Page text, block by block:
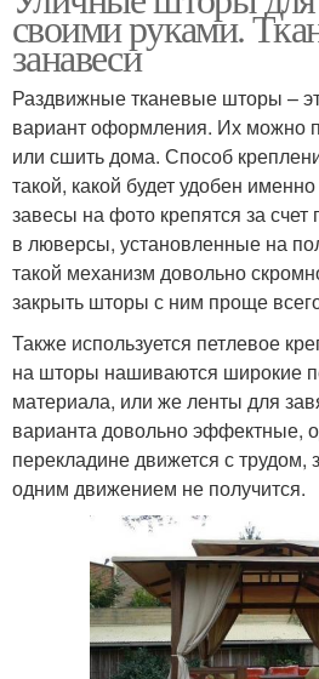
своими руками.
занавеси
Раздвижные тканевые шторы –
вариант оформления. Их можно
или сшить дома. Способ
такой, какой будет удобен
завесы на фото крепятся за
в люверсы, установленные на
такой механизм довольно
закрыть шторы с ним проще
Также используется петлевое
на шторы нашиваются широкие
материала, или же ленты для
варианта довольно эффектные,
перекладине движется с трудом,
одним движением не получится.